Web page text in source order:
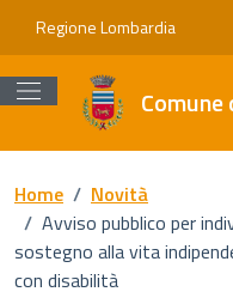
Vai ai contenuti
Vai al footer
Regione Lombardia
Home / Novità
/ Avviso pubblico per
sostegno alla vita
con disabilità